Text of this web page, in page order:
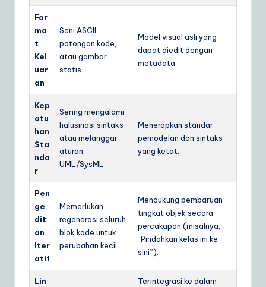
For
ma
t
Kel
uar
an
Seni ASCII,
potongan kode,
atau gambar
statis.
Model visual asli yang
dapat diedit dengan
metadata.
Kep
atu
han
Sta
nda
r
Sering mengalami
halusinasi sintaks
atau melanggar
aturan
UML/SysML.
Menerapkan standar
pemodelan dan sintaks
yang ketat.
Pen
ge
dit
an
Iter
atif
Memerlukan
regenerasi seluruh
blok kode untuk
perubahan kecil.
Mendukung pembaruan
tingkat objek secara
percakapan (misalnya,
“Pindahkan kelas ini ke
sini”).
Lin
Terintegrasi ke dalam